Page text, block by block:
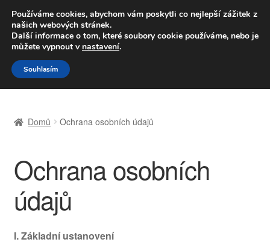
DOPRAVA od 139,-Kč
Volejte po-pá 9-16 704 494 494
Přeskočit
na
navigaci
Přejít
k
obsahu
Celosvětová doprava
Doprava
Kontakt
Domů Ochrana osobních údajů
Ochrana osobních
údajů
I.Základní ustanovení
Používáme cookies, abychom vám poskytli co nejlepší zážitek z
našich webových stránek.
Další informace o tom, které soubory cookie používáme, nebo je
můžete vypnout v nastavení.
Souhlasím